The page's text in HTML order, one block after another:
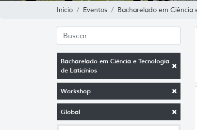
Inicio Eventos Bacharelado em Ciência
Bacharelado em Ciência e Tecnologia
de Laticínios
Workshop
Global